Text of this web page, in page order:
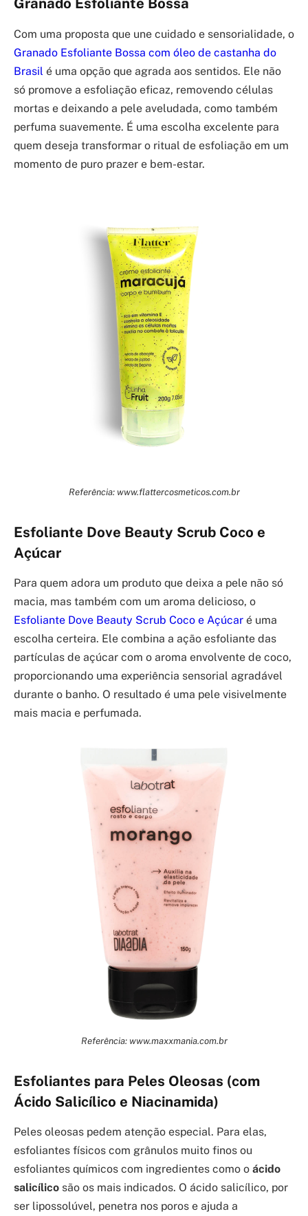
Granado Esfoliante Bossa
Com uma proposta que une cuidado e sensorialidade, o
Granado Esfoliante Bossa com óleo de castanha do
Brasil é uma opção que agrada aos sentidos. Ele não
só promove a esfoliação eficaz, removendo células
mortas e deixando a pele aveludada, como também
perfuma suavemente. É uma escolha excelente para
quem deseja transformar o ritual de esfoliação em um
momento de puro prazer e bem-estar.
Referência: www.flattercosmeticos.com.br
Esfoliante Dove Beauty Scrub Coco e
Açúcar
Para quem adora um produto que deixa a pele não só
macia, mas também com um aroma delicioso, o
Esfoliante Dove Beauty Scrub Coco e Açúcar é uma
escolha certeira. Ele combina a ação esfoliante das
partículas de açúcar com o aroma envolvente de coco,
proporcionando uma experiência sensorial agradável
durante o banho. O resultado é uma pele visivelmente
mais macia e perfumada.
Referência: www.maxxmania.com.br
Esfoliantes para Peles Oleosas (com
Ácido Salicílico e Niacinamida)
Peles oleosas pedem atenção especial. Para elas,
esfoliantes físicos com grânulos muito finos ou
esfoliantes químicos com ingredientes como o ácido
salicílico são os mais indicados. O ácido salicílico, por
ser lipossolúvel, penetra nos poros e ajuda a